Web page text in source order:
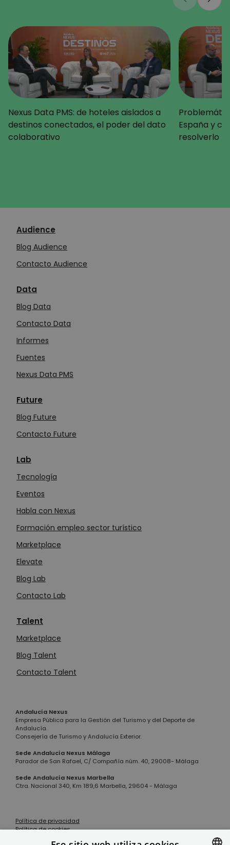
Nexus Data PMS: de hoteles aislados a
destinos conectados, el poder del dato
colaborativo
España y
resolverlo
Audience
Blog Audience
Contacto Audience
Data
Blog Data
Contacto Data
Informes
Fuentes
Nexus Data PMS
Future
Blog Future
Contacto Future
Lab
Tecnología
Eventos
Habla con Nexus
Formación empleo sector turístico
Marketplace
Elevate
Blog Lab
Contacto Lab
Talent
Marketplace
Blog Talent
Contacto Talent
Andalucía Nexus
Empresa Pública para la Gestión del Turismo y del Deporte de
Andalucía.
Consejería de Turismo y Andalucía Exterior.
Sede Andalucía Nexus Málaga
Parador de San Rafael, C/ Compañía núm. 40, 29008- Málaga
Sede Andalucía Nexus Marbella
Ctra. Nacional 340, Km 189,6 Marbella, 29604 - Málaga
Política de privacidad
Política de cookies